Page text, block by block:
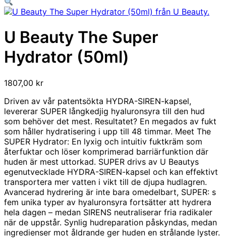
U Beauty The Super
Hydrator (50ml)
1807,00 kr
Driven av vår patentsökta HYDRA-SIREN-kapsel,
levererar SUPER långkedjig hyaluronsyra till den hud
som behöver det mest. Resultatet? En megados av fukt
som håller hydratisering i upp till 48 timmar. Meet The
SUPER Hydrator: En lyxig och intuitiv fuktkräm som
återfuktar och löser komprimerad barriärfunktion där
huden är mest uttorkad. SUPER drivs av U Beautys
egenutvecklade HYDRA-SIREN-kapsel och kan effektivt
transportera mer vatten i vikt till de djupa hudlagren.
Avancerad hydrering är inte bara omedelbart, SUPER: s
fem unika typer av hyaluronsyra fortsätter att hydrera
hela dagen – medan SIRENS neutraliserar fria radikaler
när de uppstår. Synlig hudreparation påskyndas, medan
ingredienser mot åldrande ger huden en strålande lyster.